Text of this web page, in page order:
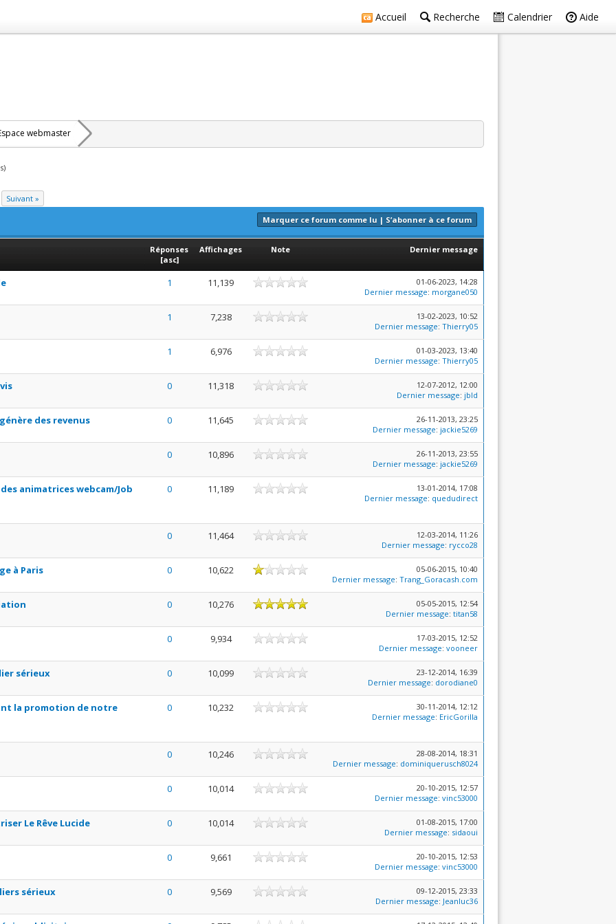
Accueil Recherche Calendrier Aide
webmaster
Suivant »
Marquer ce forum comme lu | S’abonner à ce forum
Réponses
[asc]
Affichages Note Dernier message
1 11,139
01-06-2023, 14:28
Dernier message: morgane050
1 7,238
13-02-2023, 10:52
Dernier message: Thierry05
1 6,976
01-03-2023, 13:40
Dernier message: Thierry05
0 11,318
12-07-2012, 12:00
Dernier message: jbld
des revenus 0 11,645
26-11-2013, 23:25
Dernier message: jackie5269
0 10,896
26-11-2013, 23:55
Dernier message: jackie5269
animatrices webcam/Job
0 11,189
13-01-2014, 17:08
Dernier message: quedudirect
0 11,464
12-03-2014, 11:26
Dernier message: rycco28
à Paris 0 10,622
05-06-2015, 10:40
Dernier message: Trang_Goracash.com
0 10,276
05-05-2015, 12:54
Dernier message: titan58
0 9,934
17-03-2015, 12:52
Dernier message: vooneer
sérieux 0 10,099
23-12-2014, 16:39
Dernier message: dorodiane0
la promotion de notre
0 10,232
30-11-2014, 12:12
Dernier message: EricGorilla
0 10,246
28-08-2014, 18:31
Dernier message: dominiquerusch8024
0 10,014
20-10-2015, 12:57
Dernier message: vinc53000
Le Rêve Lucide 0 10,014
01-08-2015, 17:00
Dernier message: sidaoui
0 9,661
20-10-2015, 12:53
Dernier message: vinc53000
sérieux 0 9,569
09-12-2015, 23:33
Dernier message: Jeanluc36